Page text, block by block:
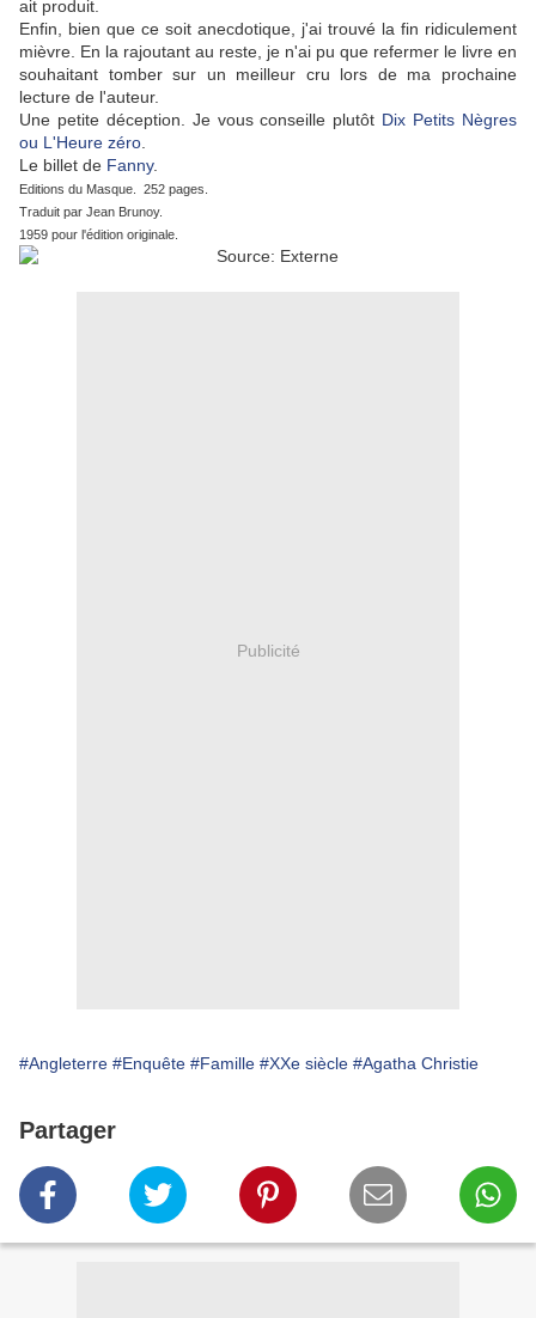
ait produit.
Enfin, bien que ce soit anecdotique, j'ai trouvé la fin ridiculement
mièvre. En la rajoutant au reste, je n'ai pu que refermer le livre en
souhaitant tomber sur un meilleur cru lors de ma prochaine
lecture de l'auteur.
Une petite déception. Je vous conseille plutôt Dix Petits Nègres
ou L'Heure zéro
Le billet de Fanny.
Editions du Masque. 252 pages.
Traduit par Jean Brunoy.
1959 pour l'édition originale.
Publicité
#Angleterre #Enquête #Famille #XXe siècle #Agatha Christie
Partager